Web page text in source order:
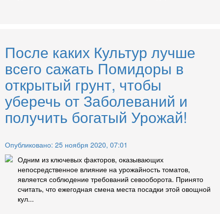
После каких Культур лучше
всего сажать Помидоры в
открытый грунт, чтобы
уберечь от Заболеваний и
получить богатый Урожай!
Опубликовано: 25 ноября 2020, 07:01
Одним из ключевых факторов, оказывающих
непосредственное влияние на урожайность томатов,
является соблюдение требований севооборота. Принято
считать, что ежегодная смена места посадки этой овощной
кул...